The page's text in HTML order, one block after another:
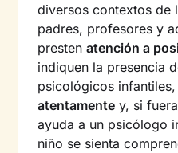
diversos contextos de
padres, profesores y
prestenatención a
indiquen la presencia
psicológicos
atentamente y, si
ayuda a un psicólogo
niño se sienta